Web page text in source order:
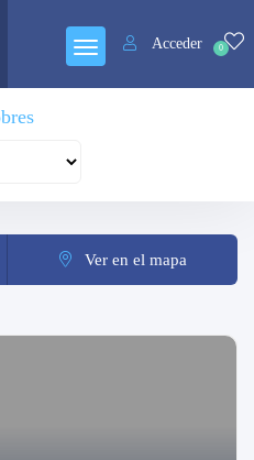
0
Acceder
Ver en el mapa